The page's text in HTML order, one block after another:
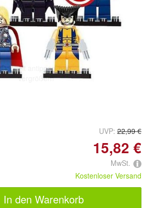
Doppelt antippen zum
vergrößern
UVP: 22,99 €
15,82 €
MwSt.
Kostenloser Versand
In den Warenkorb